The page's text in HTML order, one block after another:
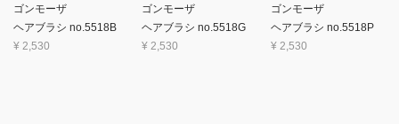
ゴンモーザ
ヘアブラシ no.5518B
¥ 2,530
ゴンモーザ
ヘアブラシ no.5518G
¥ 2,530
ゴンモーザ
ヘアブラシ no.5518P
¥ 2,530